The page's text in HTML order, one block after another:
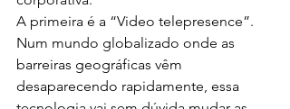
A primeira é a “Video telepresence”.
Num mundo globalizado onde as
barreiras geográficas vêm
desaparecendo rapidamente, essa